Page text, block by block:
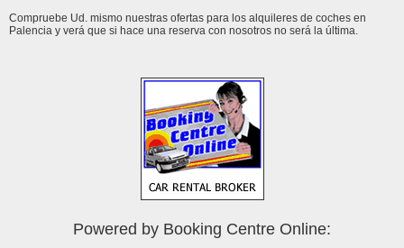
Compruebe Ud. mismo nuestras ofertas para los alquileres de coches en
Palencia y verá que si hace una reserva con nosotros no será la última.
Powered by Booking Centre Online: